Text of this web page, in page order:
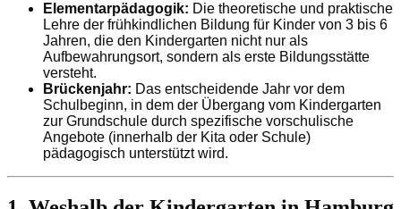
Elementarpädagogik: Die theoretische und praktische
Lehre der frühkindlichen Bildung für Kinder von 3 bis 6
Jahren, die den Kindergarten nicht nur als
Aufbewahrungsort, sondern als erste Bildungsstätte
versteht.
Brückenjahr: Das entscheidende Jahr vor dem
Schulbeginn, in dem der Übergang vom Kindergarten
zur Grundschule durch spezifische vorschulische
Angebote (innerhalb der Kita oder Schule)
pädagogisch unterstützt wird.